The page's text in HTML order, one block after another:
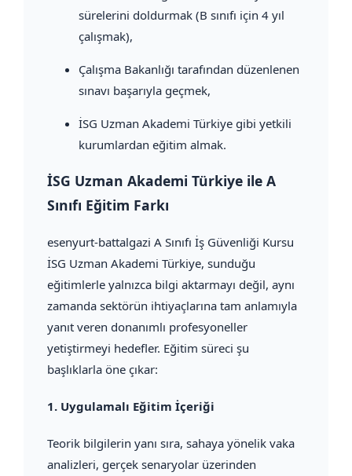
sürelerini doldurmak (B sınıfı için 4 yıl
çalışmak),
Çalışma Bakanlığı tarafından düzenlenen
sınavı başarıyla geçmek,
İSG Uzman Akademi Türkiye gibi yetkili
kurumlardan eğitim almak.
İSG Uzman Akademi Türkiye ile A
Sınıfı Eğitim Farkı
esenyurt-battalgazi A Sınıfı İş Güvenliği Kursu
İSG Uzman Akademi Türkiye, sunduğu
eğitimlerle yalnızca bilgi aktarmayı değil, aynı
zamanda sektörün ihtiyaçlarına tam anlamıyla
yanıt veren donanımlı profesyoneller
yetiştirmeyi hedefler. Eğitim süreci şu
başlıklarla öne çıkar:
1. Uygulamalı Eğitim İçeriği
Teorik bilgilerin yanı sıra, sahaya yönelik vaka
analizleri, gerçek senaryolar üzerinden